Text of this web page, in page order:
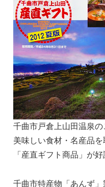
千曲市戸倉上山田温泉
美味しい食材・名産品を
「産直ギフト商品」が
千曲市特産物「あんず」